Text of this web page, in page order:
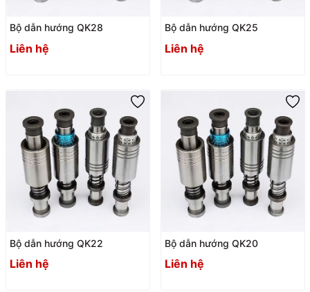
Bộ dẫn hướng QK28
Liên hệ
Bộ dẫn hướng QK25
Liên hệ
Bộ dẫn hướng QK22
Liên hệ
Bộ dẫn hướng QK20
Liên hệ